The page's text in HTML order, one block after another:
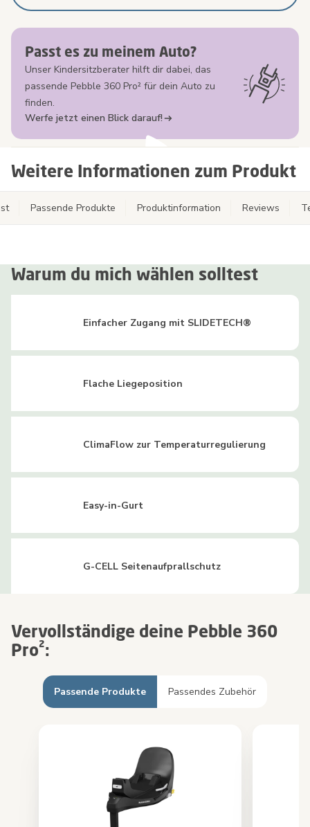
Passt es zu meinem Auto?
Unser Kindersitzberater hilft dir dabei, das
passende Pebble 360 Pro² für dein Auto zu
finden.
Werfe jetzt einen Blick darauf!
Weitere Informationen zum Produkt
Passende Produkte Produktinformation Reviews
Warum du mich wählen solltest
Einfacher Zugang mit SLIDETECH®
Flache Liegeposition
ClimaFlow zur Temperaturregulierung
Easy-in-Gurt
G-CELL Seitenaufprallschutz
Vervollständige deine Pebble 360
Pro²:
Passende Produkte Passendes Zubehör